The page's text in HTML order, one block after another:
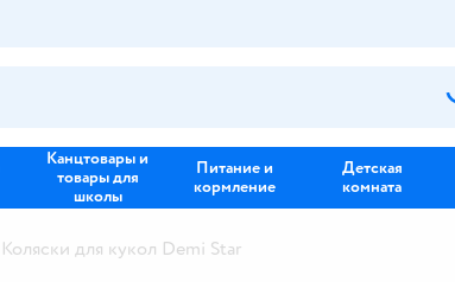
Канцтовары и
товары для
школы
Питание и
кормление
Детская
комната
Коляски для кукол Demi Star